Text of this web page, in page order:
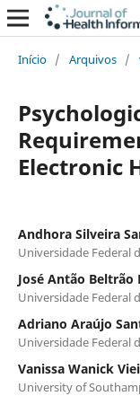
Início / Arquivos /
Electronic
Andhora Silveira
Universidade Federal
José Antão Beltrão
Universidade Federal
Adriano Araújo
Universidade Federal
Vanissa Wanick
University of